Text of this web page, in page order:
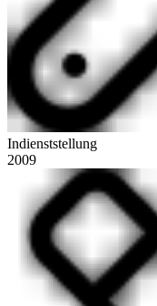
Indienststellung
2009